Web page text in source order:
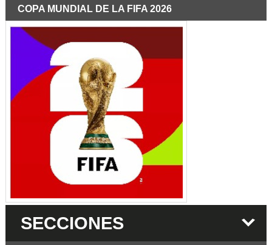
COPA MUNDIAL DE LA FIFA 2026
SECCIONES